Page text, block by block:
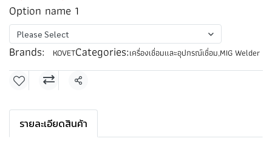
Option name 1
Please Select
Brands: KOVETCategories:เครื่องเชื่อมและอุปกรณ์เชื่อม,MIG Welder
Share
รายละเอียดสินค้า